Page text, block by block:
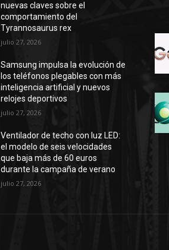
nuevas claves sobre el
comportamiento del
Tyrannosaurus rex
julio 27, 2026
Samsung impulsa la evolución de
los teléfonos plegables con más
inteligencia artificial y nuevos
relojes deportivos
julio 27, 2026
Ventilador de techo con luz LED:
el modelo de seis velocidades
que baja más de 60 euros
durante la campaña de verano
julio 27, 2026